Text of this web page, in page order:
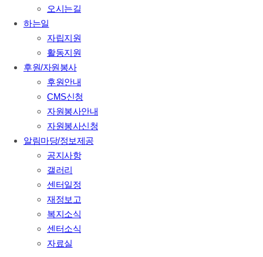
오시는길
하는일
자립지원
활동지원
후원/자원봉사
후원안내
CMS신청
자원봉사안내
자원봉사신청
알림마당/정보제공
공지사항
갤러리
센터일정
재정보고
복지소식
센터소식
자료실